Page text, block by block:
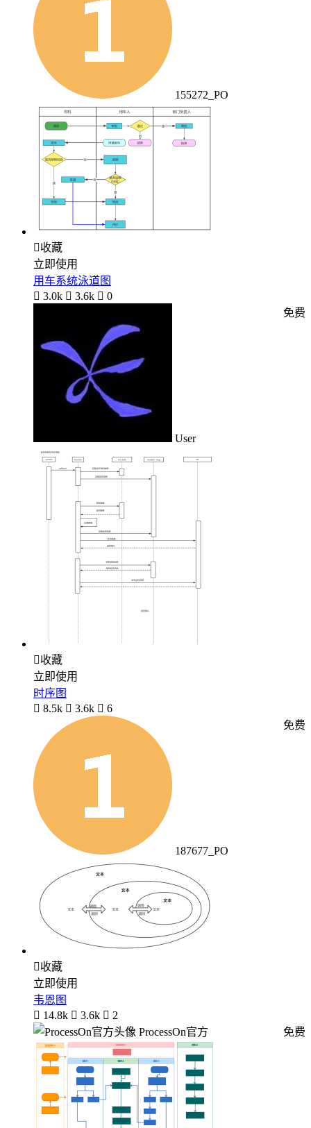
155272_PO
收藏
立即使用
用车系统泳道图
 3.0k  3.6k  0
User
免费
收藏
立即使用
时序图
 8.5k  3.6k  6
187677_PO
免费
收藏
立即使用
韦恩图
 14.8k  3.6k  2
ProcessOn官方
免费